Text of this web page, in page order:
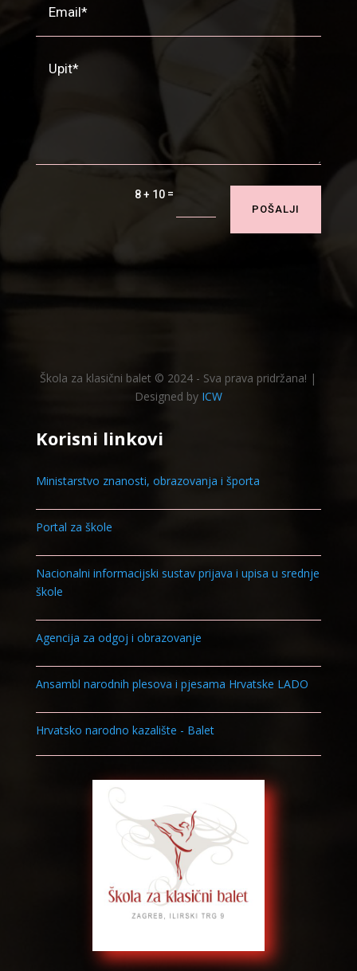
8 + 10 =
POŠALJI
Škola za klasični balet © 2024 - Sva prava pridržana! |
Designed by ICW
Korisni linkovi
Ministarstvo znanosti, obrazovanja i športa
Portal za škole
Nacionalni informacijski sustav prijava i upisa u srednje
škole
Agencija za odgoj i obrazovanje
Ansambl narodnih plesova i pjesama Hrvatske LADO
Hrvatsko narodno kazalište - Balet